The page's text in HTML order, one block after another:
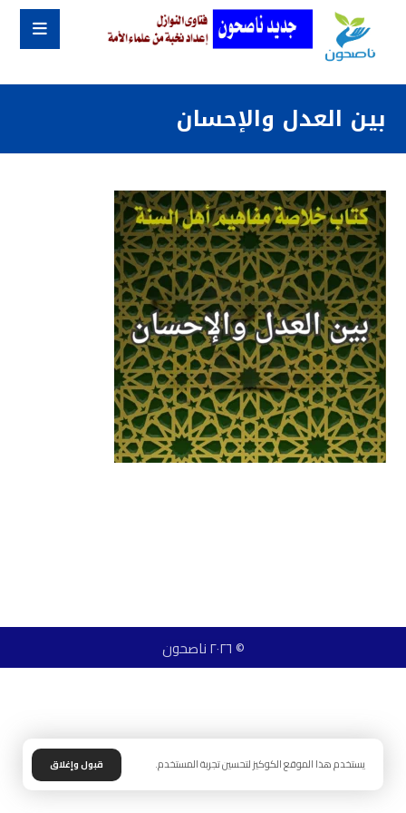
بين العدل والإحسان
© ٢٠٢٦ ناصحون
يستخدم هذا الموقع الكوكيز لتحسين تجربة المستخدم. قبول وإغلاق